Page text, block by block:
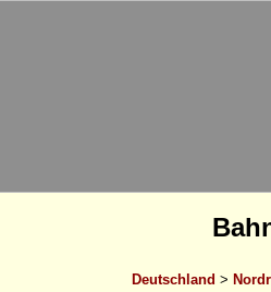
Deutschland >